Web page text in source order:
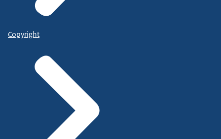
Copyright